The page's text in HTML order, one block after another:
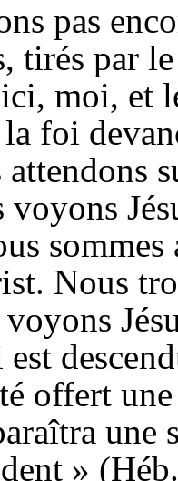
pas
tirés par
moi, et
foi
voyons
Nous
offert
une
» (Héb